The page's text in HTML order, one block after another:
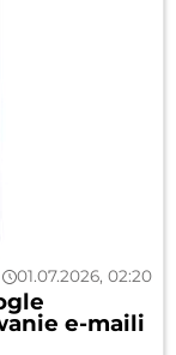
01.07.2026, 02:20
e-maili